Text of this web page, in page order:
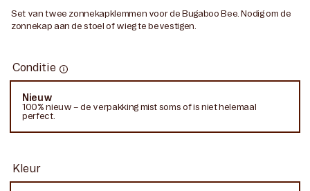
Set van twee zonnekapklemmen voor de Bugaboo Bee. Nodig om de
zonnekap aan de stoel of wieg te bevestigen.
Conditie Conditie
Nieuw
Variant
uitverkocht
niet
100% nieuw – de verpakking mist soms of is niet helemaal
perfect.
Kleur